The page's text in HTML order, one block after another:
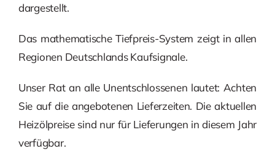
dargestellt.
Das mathematische Tiefpreis-System zeigt in allen
Regionen Deutschlands Kaufsignale.
Unser Rat an alle Unentschlossenen lautet: Achten
Sie auf die angebotenen Lieferzeiten. Die aktuellen
Heizölpreise sind nur für Lieferungen in diesem Jahr
verfügbar.